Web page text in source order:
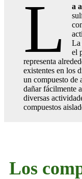
L a
La
el
representa
existentes en los
un compuesto de
dañar fácilmente
diversas
compuestos
Los